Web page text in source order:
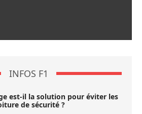
INFOS F1
est-il la solution pour éviter les
de sécurité ?